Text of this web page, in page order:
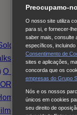
Universal - O
Mulheres WOW -
O Fruto Proibido
Errado
da Tua Vida
Preocupamo-
O nosso site utiliza
para si, e fornecer-
saber mais, consulte
específicos,
Consentimento de
sites e aplicações,
concorda que os
empresas do Grupo
Nós e os nossos
únicos em cookies
seu direito de